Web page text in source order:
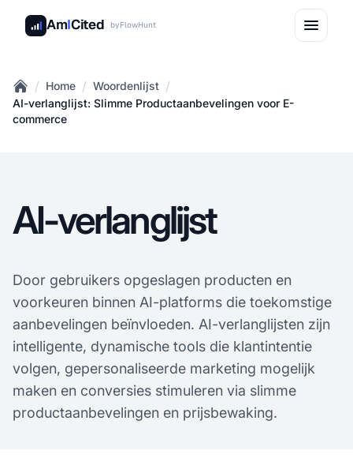
AmICited byFlowHunt
Home
/ Home / Woordenlijst /
AI-verlanglijst: Slimme Productaanbevelingen voor E-
commerce
AI-verlanglijst
Door gebruikers opgeslagen producten en
voorkeuren binnen AI-platforms die toekomstige
aanbevelingen beïnvloeden. AI-verlanglijsten zijn
intelligente, dynamische tools die klantintentie
volgen, gepersonaliseerde marketing mogelijk
maken en conversies stimuleren via slimme
productaanbevelingen en prijsbewaking.